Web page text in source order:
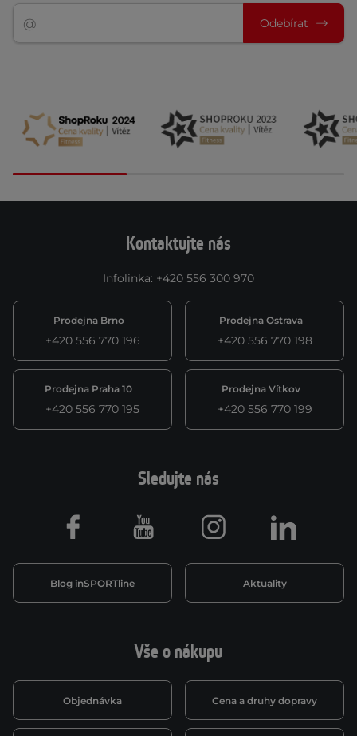
Odebírat
Kontaktujte nás
Infolinka: +420 556 300 970
Prodejna Brno
+420 556 770 196
Prodejna Ostrava
+420 556 770 198
Prodejna Praha 10
+420 556 770 195
Prodejna Vítkov
+420 556 770 199
Vše o nákupu
Objednávka Cena a druhy dopravy
Sledujte nás
Blog inSPORTline Aktuality
Facebook Youtube Instagram LinkedIn